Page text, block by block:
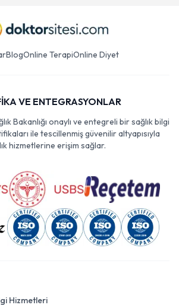
Blog Online Terapi Online Diyet
VE ENTEGRASYONLAR
Bakanlığı onaylı ve entegreli bir sağlık bilgi
ile tescillenmiş güvenilir altyapısıyla
hizmetlerine erişim sağlar.